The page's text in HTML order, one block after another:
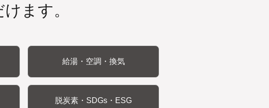
ます。
給湯・空調・換気
脱炭素・SDGs・ESG